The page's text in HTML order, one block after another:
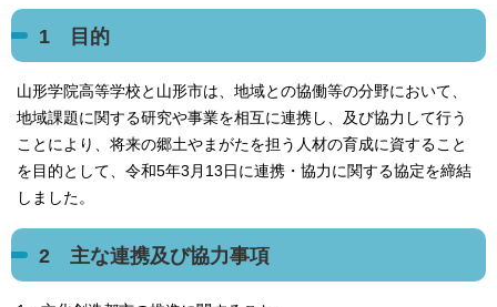
1 目的
山形学院高等学校と山形市は、地域との協働等の分野において、
地域課題に関する研究や事業を相互に連携し、及び協力して行う
ことにより、将来の郷土やまがたを担う人材の育成に資すること
を目的として、令和5年3月13日に連携・協力に関する協定を締結
しました。
2 主な連携及び協力事項